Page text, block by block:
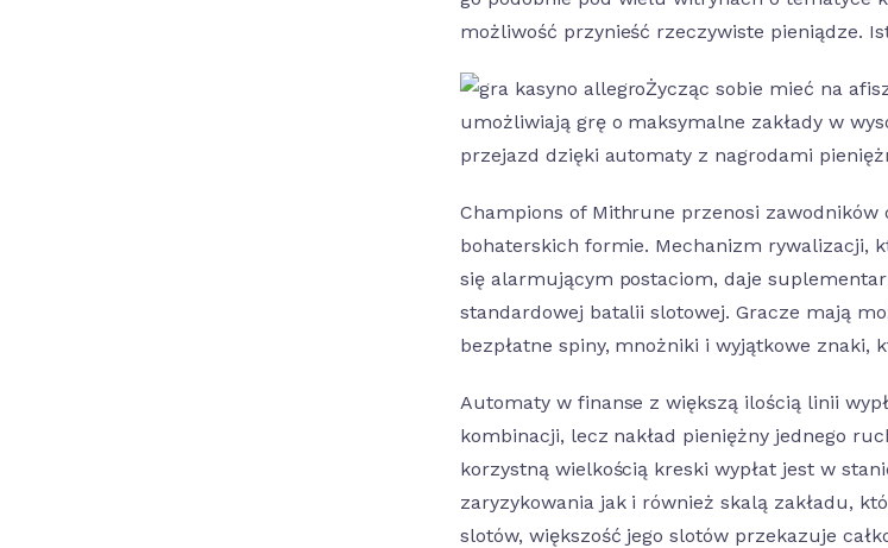
możliwość przynieść rzeczywiste pieniądze.
Życząc sobie mieć na
umożliwiają grę o maksymalne zakłady w
przejazd dzięki automaty z nagrodami
Champions of Mithrune przenosi zawodników
bohaterskich formie. Mechanizm rywalizacji,
się alarmującym postaciom, daje
standardowej batalii slotowej. Gracze mają
bezpłatne spiny, mnożniki i wyjątkowe znaki,
Automaty w finanse z większą ilością linii
kombinacji, lecz nakład pieniężny jednego
korzystną wielkością kreski wypłat jest w
zaryzykowania jak i również skalą zakładu,
slotów, większość jego slotów przekazuje